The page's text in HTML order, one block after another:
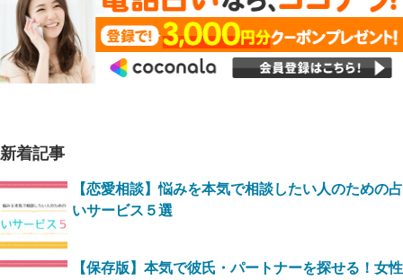
新着記事
【恋愛相談】悩みを本気で相談したい人のための占
いサービス５選
【保存版】本気で彼氏・パートナーを探せる！女性